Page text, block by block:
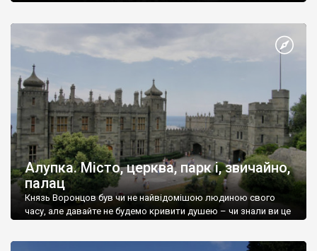
Алупка. Місто, церква, парк і, звичайно,
палац
Князь Воронцов був чи не найвідомішою людиною свого
часу, але давайте не будемо кривити душею – чи знали ви це